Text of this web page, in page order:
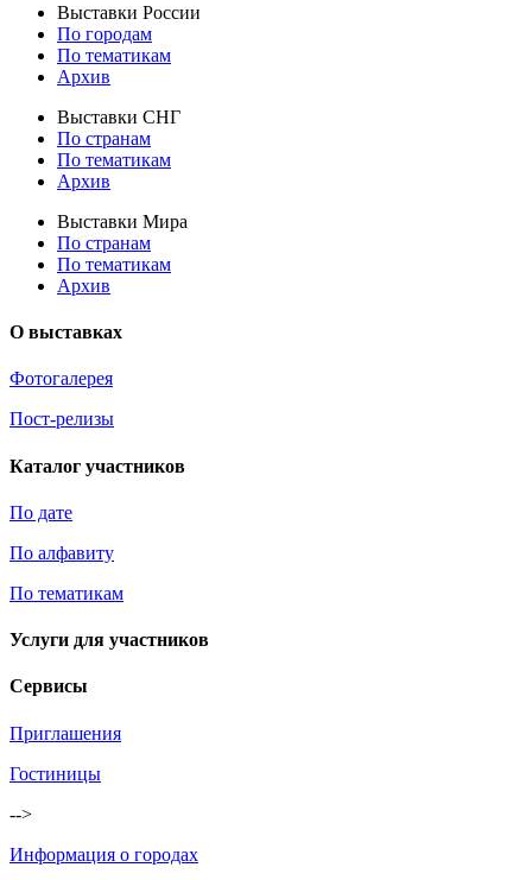
Выставки России
По городам
По тематикам
Архив
Выставки СНГ
По странам
По тематикам
Архив
Выставки Мира
По странам
По тематикам
Архив
О выставках
Фотогалерея
Пост-релизы
Каталог участников
По дате
По алфавиту
По тематикам
Услуги для участников
Сервисы
Приглашения
Гостиницы
-->
Информация о городах